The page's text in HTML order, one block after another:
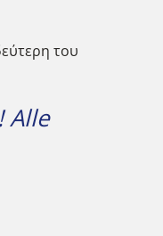
του
Alle